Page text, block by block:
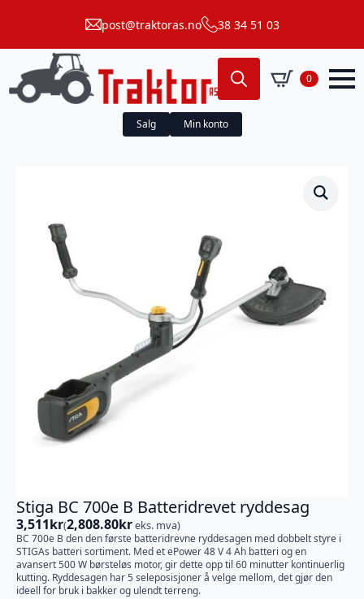
post@traktoras.no 38 34 51 03
Search
for:
0
Salg Min konto
Stiga BC 700e B Batteridrevet ryddesag
3,511kr(2,808.80kreks. mva)
BC 700e B den den første batteridrevne ryddesagen med dobbelt styre i
STIGAs batteri sortiment. Med et ePower 48 V 4 Ah batteri og en
avansert 500 W børsteløs motor, gir dette opp til 60 minutter kontinuerlig
kutting. Ryddesagen har 5 seleposisjoner å velge mellom, det gjør den
ideell for bruk i bakker og ulendt terreng.